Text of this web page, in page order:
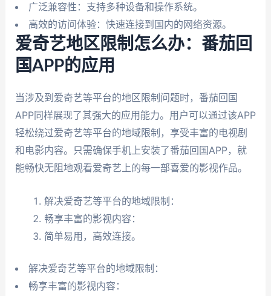
广泛兼容性：支持多种设备和操作系统。
高效的访问体验：快速连接到国内的网络资源。
爱奇艺地区限制怎么办：番茄回
国APP的应用
当涉及到爱奇艺等平台的地区限制问题时，番茄回国
APP同样展现了其强大的应用能力。用户可以通过该APP
轻松绕过爱奇艺等平台的地域限制，享受丰富的电视剧
和电影内容。只需确保手机上安装了番茄回国APP，就
能畅快无阻地观看爱奇艺上的每一部喜爱的影视作品。
解决爱奇艺等平台的地域限制：
畅享丰富的影视内容：
简单易用，高效连接。
解决爱奇艺等平台的地域限制：
畅享丰富的影视内容：